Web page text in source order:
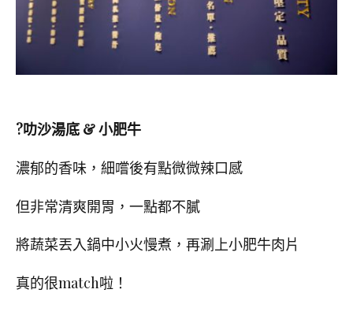
?叻沙湯底 & 小肥牛
濃郁的香味，細嚐後有點微微辣口感
但非常清爽開胃，一點都不膩
將蔬菜丟入鍋中小火慢煮，再涮上小肥牛肉片
真的很match啦！